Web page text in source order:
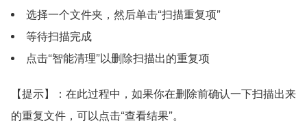
选择一个文件夹，然后单击“扫描重复项”
等待扫描完成
点击“智能清理”以删除扫描出的重复项
【提示】：在此过程中，如果你在删除前确认一下扫描出来
的重复文件，可以点击“查看结果”。